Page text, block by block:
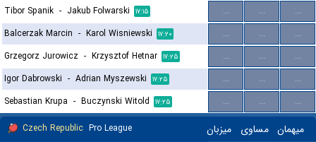
Tibor Spanik - Jakub Folwarski ۱۷:۱۵ ... ...
...
Balcerzak Marcin - Karol Wisniewski ۱۷:۲۰ ... ...
...
Grzegorz Jurowicz - Krzysztof Hetnar ۱۷:۲۵ ... ...
...
Igor Dabrowski - Adrian Myszewski ۱۷:۲۵ ... ...
...
Sebastian Krupa - Buczynski Witold ۱۷:۲۵ ... ...
...
Czech Republic Pro League میزبان مساوی میهمان